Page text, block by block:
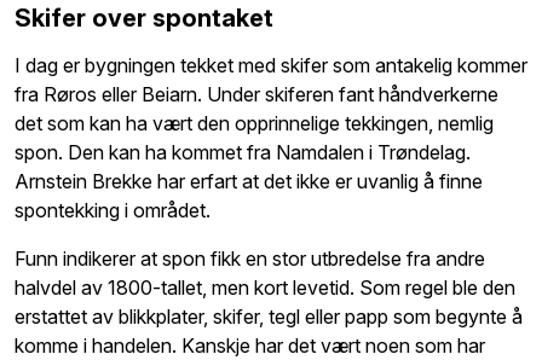
Skifer over spontaket
I dag er bygningen tekket med skifer som antakelig kommer
fra Røros eller Beiarn. Under skiferen fant håndverkerne
det som kan ha vært den opprinnelige tekkingen, nemlig
spon. Den kan ha kommet fra Namdalen i Trøndelag.
Arnstein Brekke har erfart at det ikke er uvanlig å finne
spontekking i området.
Funn indikerer at spon fikk en stor utbredelse fra andre
halvdel av 1800-tallet, men kort levetid. Som regel ble den
erstattet av blikkplater, skifer, tegl eller papp som begynte å
komme i handelen. Kanskje har det vært noen som har